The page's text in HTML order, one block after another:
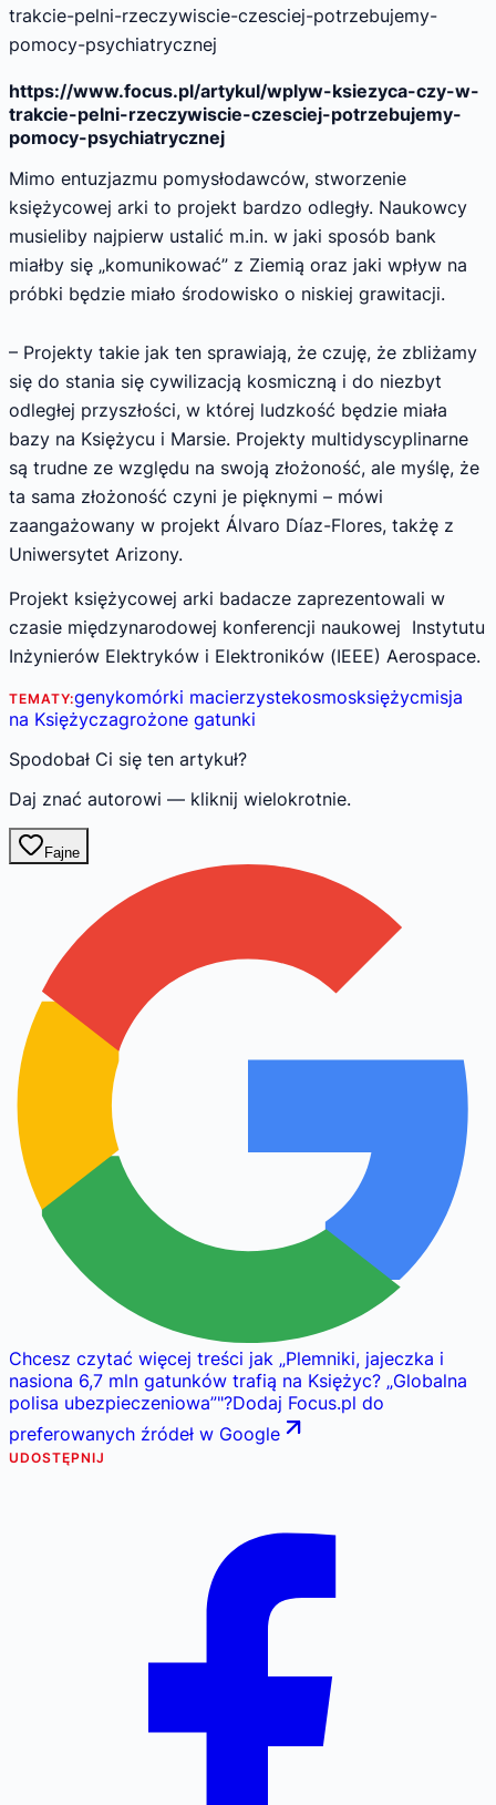
trakcie-pelni-rzeczywiscie-czesciej-potrzebujemy-
pomocy-psychiatrycznej
https://www.focus.pl/artykul/wplyw-ksiezyca-czy-w-
trakcie-pelni-rzeczywiscie-czesciej-potrzebujemy-
pomocy-psychiatrycznej
Mimo entuzjazmu pomysłodawców, stworzenie
księżycowej arki to projekt bardzo odległy. Naukowcy
musieliby najpierw ustalić m.in. w jaki sposób bank
miałby się „komunikować” z Ziemią oraz jaki wpływ na
próbki będzie miało środowisko o niskiej grawitacji.
– Projekty takie jak ten sprawiają, że czuję, że zbliżamy
się do stania się cywilizacją kosmiczną i do niezbyt
odległej przyszłości, w której ludzkość będzie miała
bazy na Księżycu i Marsie. Projekty multidyscyplinarne
są trudne ze względu na swoją złożoność, ale myślę, że
ta sama złożoność czyni je pięknymi – mówi
zaangażowany w projekt Álvaro Díaz-Flores, takżę z
Uniwersytet Arizony.
Projekt księżycowej arki badacze zaprezentowali w
czasie międzynarodowej konferencji naukowej Instytutu
Inżynierów Elektryków i Elektroników (IEEE) Aerospace.
TEMATY:genykomórki macierzystekosmosksiężycmisja
na Księżyczagrożone gatunki
Spodobał Ci się ten artykuł?
Daj znać autorowi — kliknij wielokrotnie.
Fajne
Chcesz czytać więcej treści jak „Plemniki, jajeczka i
nasiona 6,7 mln gatunków trafią na Księżyc? „Globalna
polisa ubezpieczeniowa”"?Dodaj Focus.pl do
preferowanych źródeł w Google
UDOSTĘPNIJ